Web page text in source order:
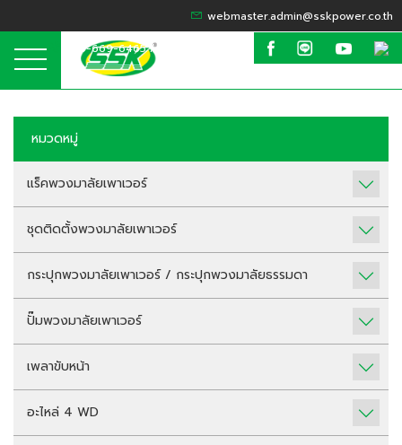
webmaster.admin@sskpower.co.th
095-669-6465 / 099-635-6424
หมวดหมู่
แร็คพวงมาลัยเพาเวอร์
ชุดติดตั้งพวงมาลัยเพาเวอร์
กระปุกพวงมาลัยเพาเวอร์ / กระปุกพวงมาลัยธรรมดา
ปั๊มพวงมาลัยเพาเวอร์
เพลาขับหน้า
อะไหล่ 4 WD